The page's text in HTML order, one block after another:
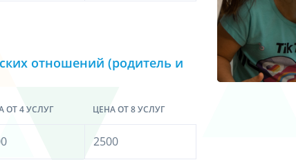
отношений (родитель и
ОТ 4 УСЛУГ ЦЕНА ОТ 8 УСЛУГ
2500